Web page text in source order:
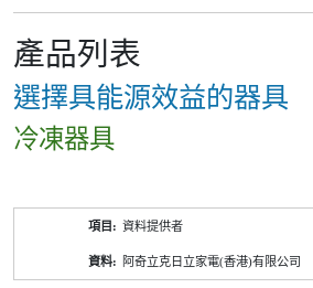
產品列表
選擇具能源效益的器具
冷凍器具
資料提供者
阿奇立克日立家電(香港)有限公司